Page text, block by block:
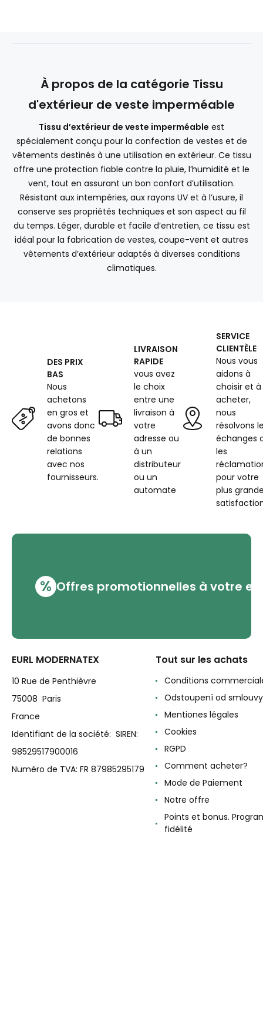
À propos de la catégorie Tissu
d'extérieur de veste imperméable
Tissu d’extérieur de veste imperméable est
spécialement conçu pour la confection de vestes et de
vêtements destinés à une utilisation en extérieur. Ce tissu
offre une protection fiable contre la pluie, l’humidité et le
vent, tout en assurant un bon confort d’utilisation.
Résistant aux intempéries, aux rayons UV et à l’usure, il
conserve ses propriétés techniques et son aspect au fil
du temps. Léger, durable et facile d’entretien, ce tissu est
idéal pour la fabrication de vestes, coupe-vent et autres
vêtements d’extérieur adaptés à diverses conditions
climatiques.
DES PRIX
BAS
Nous
achetons
en gros et
avons donc
de bonnes
relations
avec nos
fournisseurs.
LIVRAISON
RAPIDE
vous avez
le choix
entre une
livraison à
votre
adresse ou
à un
distributeur
ou un
automate
SERVICE
CLIENTÈLE
Nous vous
aidons à
choisir et à
acheter,
nous
résolvons
échanges
les
pour votre
plus
% Offres promotionnelles à votre
EURL MODERNATEX
10 Rue de Penthièvre
75008 Paris
France
Identifiant de la société: SIREN:
98529517900016
Numéro de TVA: FR 87985295179
Tout sur les achats
Conditions
Odstoupení od smlouvy
Mentiones légales
Cookies
RGPD
Comment acheter?
Mode de Paiement
Notre offre
Points et bonus.
fidélité